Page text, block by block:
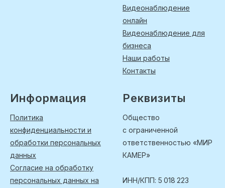
Видеонаблюдение
онлайн
Видеонаблюдение для
бизнеса
Наши работы
Контакты
Информация
Политика
конфиденциальности и
обработки персональных
данных
Согласие на обработку
персональных данных на
Реквизиты
Общество
с ограниченной
ответственностью «МИР
КАМЕР»
ИНН/КПП: 5 018 223